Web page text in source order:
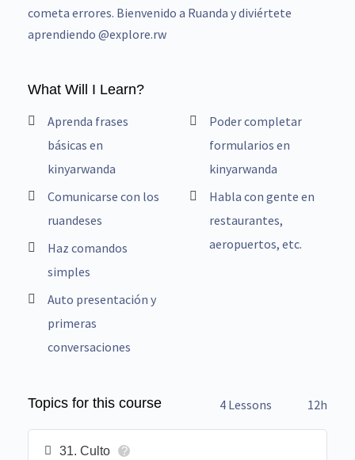
cometa errores. Bienvenido a Ruanda y diviértete
aprendiendo @explore.rw
What Will I Learn?
Aprenda frases
básicas en
kinyarwanda
Comunicarse con los
ruandeses
Haz comandos
simples
Auto presentación y
primeras
conversaciones
Poder completar
formularios en
kinyarwanda
Habla con gente en
restaurantes,
aeropuertos, etc.
Topics for this course 4 Lessons 12h
31. Culto ?